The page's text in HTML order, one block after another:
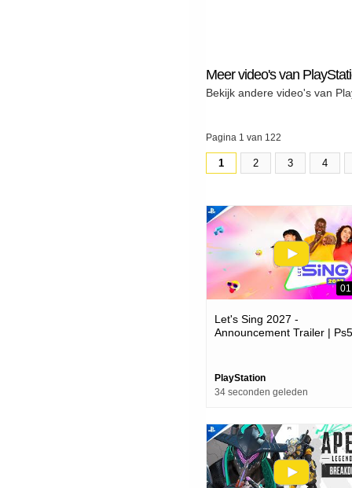
Meer video's van
Bekijk andere video's van
Pagina 1 van 122
1 2 3 4
Let's Sing 2027 -
Announcement Trailer | Ps5
PlayStation
34 seconden geleden